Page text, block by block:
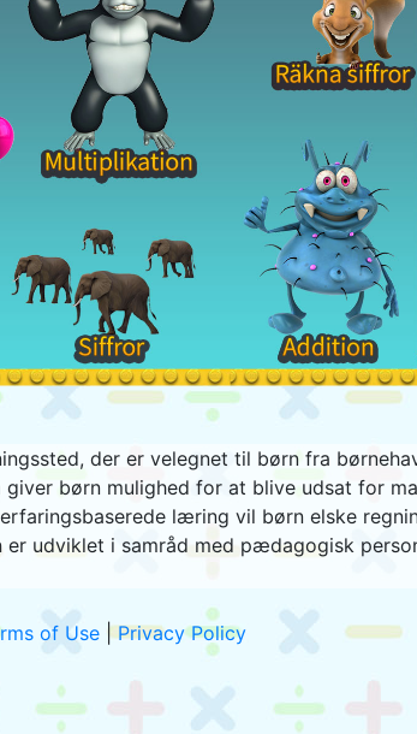
der er velegnet til børn fra
børn mulighed for at blive udsat for
læring vil børn elske
er udviklet i samråd med pædagogisk
of Use|Privacy Policy